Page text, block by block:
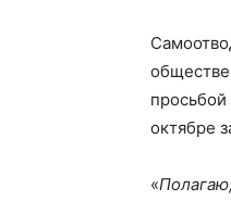
октябре
«